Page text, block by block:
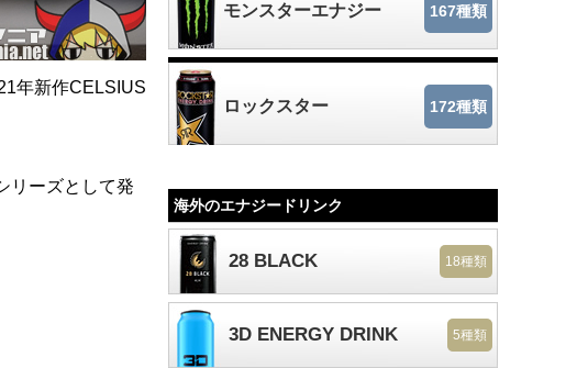
年新作CELSIUS
リーズとして発
モンスターエナジー 167種類
ロックスター 172種類
海外のエナジードリンク
28 BLACK 18種類
3D ENERGY DRINK 5種類